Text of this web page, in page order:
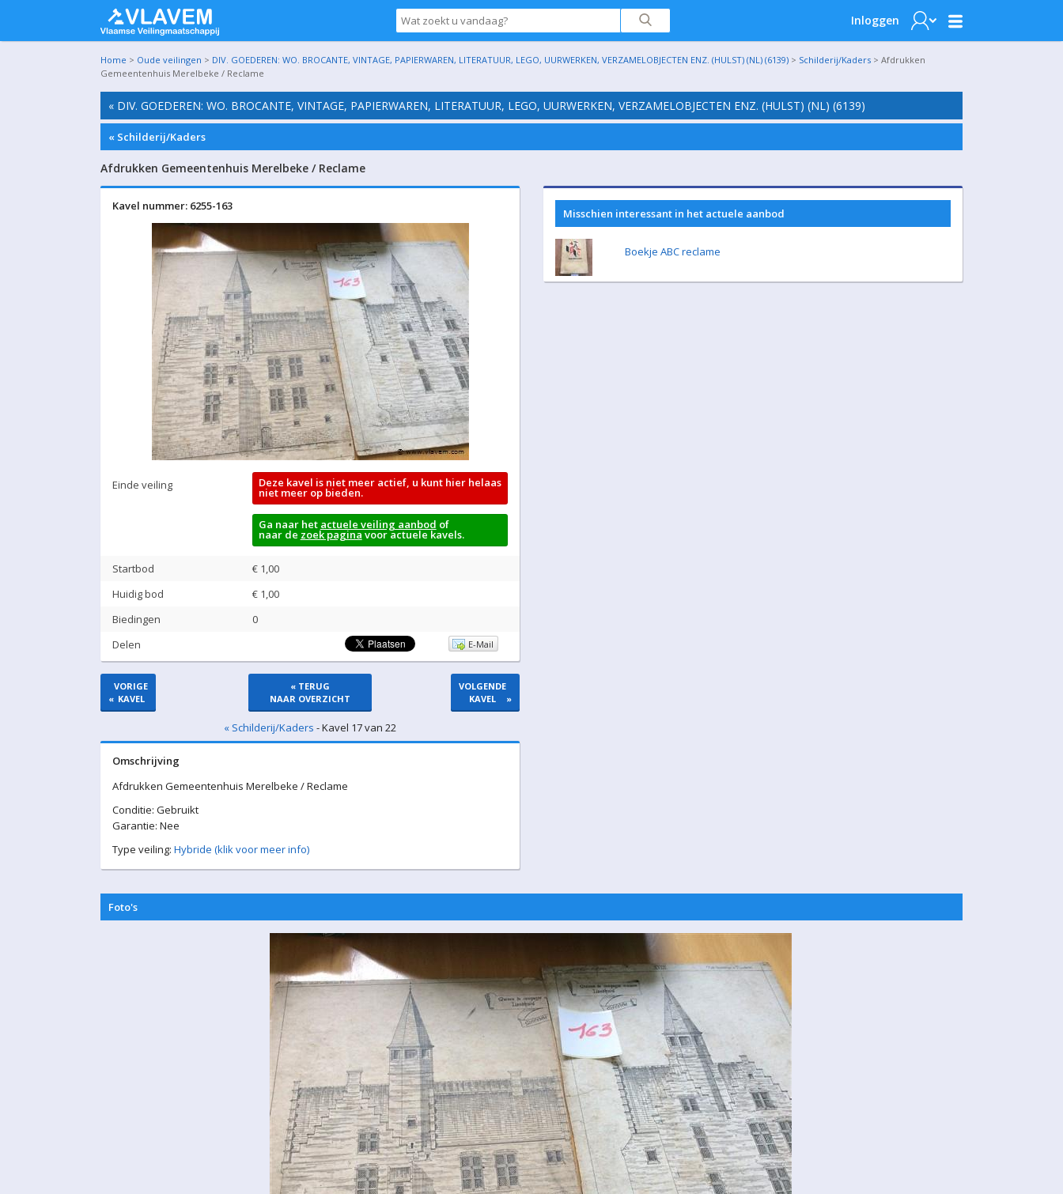
Inloggen
Home > Oude veilingen > DIV. GOEDEREN: WO. BROCANTE, VINTAGE, PAPIERWAREN, LITERATUUR, LEGO, UURWERKEN, VERZAMELOBJECTEN ENZ. (HULST) (NL) (6139) > Schilderij/Kaders > Afdrukken
Gemeentenhuis Merelbeke / Reclame
« DIV. GOEDEREN: WO. BROCANTE, VINTAGE, PAPIERWAREN, LITERATUUR, LEGO, UURWERKEN, VERZAMELOBJECTEN ENZ. (HULST) (NL) (6139)
« Schilderij/Kaders
Afdrukken Gemeentenhuis Merelbeke / Reclame
Kavel nummer: 6255-163
Einde veiling Deze kavel is niet meer actief, u kunt hier helaas
niet meer op bieden.
Ga naar het actuele veiling aanbod of
naar de zoek paginavoor actuele kavels.
Startbod
€ 1,00
Huidig bod
€ 1,00
Biedingen
0
Delen
E-Mail
«
VORIGE
KAVEL
« TERUG
NAAR OVERZICHT
VOLGENDE
KAVEL
»
« Schilderij/Kaders - Kavel 17 van 22
Omschrijving
Afdrukken Gemeentenhuis Merelbeke / Reclame
Conditie: Gebruikt
Garantie: Nee
Type veiling: Hybride (klik voor meer info)
Misschien interessant in het actuele aanbod
Boekje ABC reclame
Foto's